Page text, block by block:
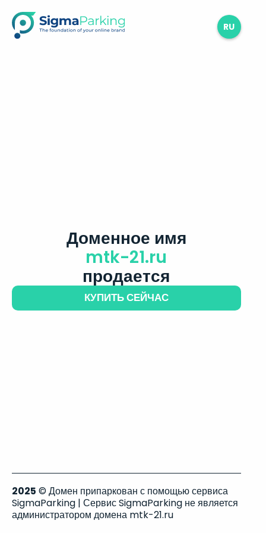
RU
Доменное имя
mtk-21.ru
продается
КУПИТЬ СЕЙЧАС
2025 © Домен припаркован с помощью сервиса
SigmaParking | Сервис SigmaParking не является
администратором домена mtk-21.ru